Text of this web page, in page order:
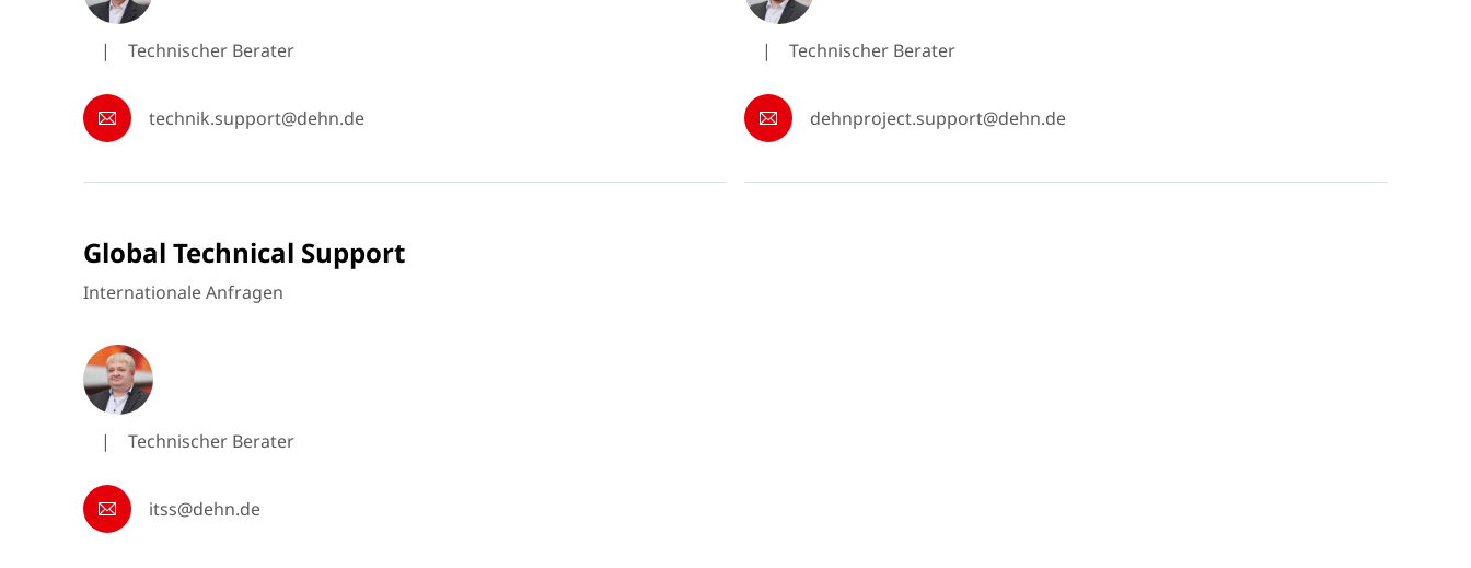
| Technischer Berater
technik.support@dehn.de
| Technischer Berater
dehnproject.support@dehn.de
Global Technical Support
Internationale Anfragen
| Technischer Berater
itss@dehn.de